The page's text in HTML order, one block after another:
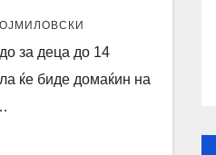
за деца до 14
ќе биде домаќин на